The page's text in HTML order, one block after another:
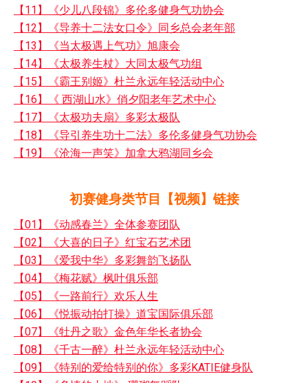
【11】《少儿八段锦》多伦多健身气功协会
【12】《导养十二法女口令》同乡总会老年部
【13】《当太极遇上气功》旭康会
【14】《太极养生杖》大同太极气功组
【15】《霸王别姬》杜兰永远年轻活动中心
【16】《 西湖山水》俏夕阳老年艺术中心
【17】《太极功夫扇》多彩太极队
【18】《导引养生功十二法》多伦多健身气功协会
【19】《沧海一声笑》加拿大鸦湖同乡会
初赛健身类节目【视频】链接
【01】《动感春兰》全体参赛团队
【02】《大喜的日子》红宝石艺术团
【03】《爱我中华》多彩舞韵飞扬队
【04】《梅花赋》枫叶俱乐部
【05】《一路前行》欢乐人生
【06】《悦振动拍打操》道宝国际俱乐部
【07】《牡丹之歌》金色年华长者协会
【08】《千古一醉》杜兰永远年轻活动中心
【09】《特别的爱给特别的你》多彩KATIE健身队